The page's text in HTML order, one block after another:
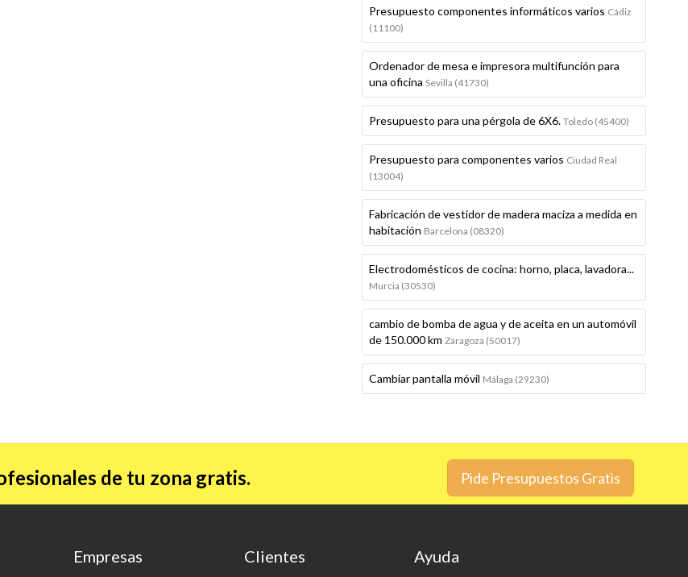
Presupuesto componentes informáticos varios Cádiz
(11100)
Ordenador de mesa e impresora multifunción para
una oficina Sevilla (41730)
Presupuesto para una pérgola de 6X6. Toledo (45400)
Presupuesto para componentes varios Ciudad Real
(13004)
Fabricación de vestidor de madera maciza a medida en
habitación Barcelona (08320)
Electrodomésticos de cocina: horno, placa, lavadora...
Murcia (30530)
cambio de bomba de agua y de aceita en un automóvil
de 150.000 km Zaragoza (50017)
Cambiar pantalla móvil Málaga (29230)
de tu zona gratis. Pide Presupuestos Gratis
Empresas Clientes Ayuda